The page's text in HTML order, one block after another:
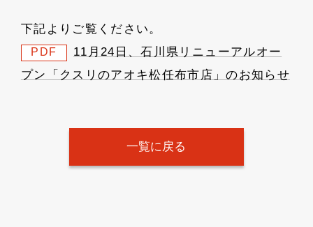
下記よりご覧ください。
PDF
11月24日、石川県リニューアルオー
プン「クスリのアオキ松任布市店」のお知らせ
一覧に戻る